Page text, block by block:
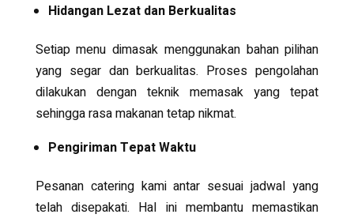
Hidangan Lezat dan Berkualitas
Setiap menu dimasak menggunakan bahan pilihan
yang segar dan berkualitas. Proses pengolahan
dilakukan dengan teknik memasak yang tepat
sehingga rasa makanan tetap nikmat.
Pengiriman Tepat Waktu
Pesanan catering kami antar sesuai jadwal yang
telah disepakati. Hal ini membantu memastikan